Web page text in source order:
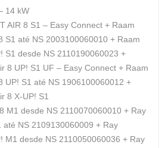
14 kW
AIR 8 S1 – Easy Connect + Raam
S1 até NS 2003100060010 + Raam
S1 desde NS 2110190060023 +
8 UP! S1 UF – Easy Connect + Raam
UP! S1 até NS 1906100060012 +
8 X-UP! S1
M1 desde NS 2110070060010 + Ray
até NS 2109130060009 + Ray
M1 desde NS 2110050060036 + Ray